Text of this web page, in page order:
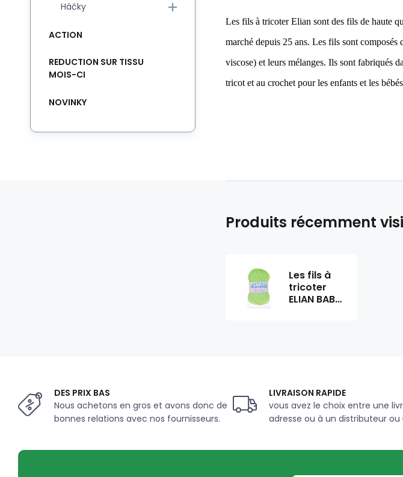
Les fils à tricoter Elian sont des fils de haute
marché depuis 25 ans. Les fils sont
viscose) et leurs mélanges. Ils sont fabriqués
tricot et au crochet pour les enfants et les
Háčky
ACTION
REDUCTION SUR TISSU
MOIS-CI
NOVINKY
Produits récemment
Les fils à
tricoter
ELIAN BABY
DES PRIX BAS
Nous achetons en gros et avons donc de
bonnes relations avec nos fournisseurs.
LIVRAISON RAPIDE
vous avez le choix entre une
adresse ou à un distributeur